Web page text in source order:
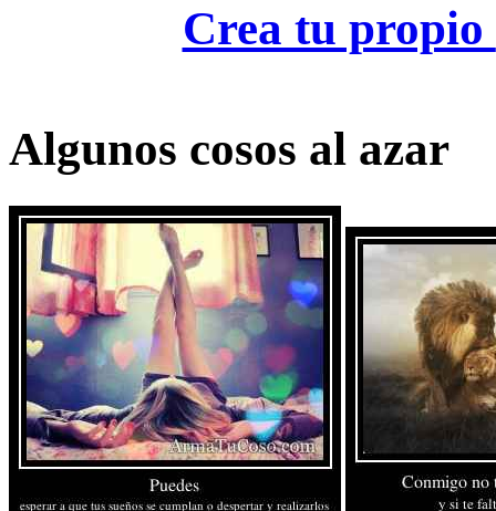
Crea tu propio
Algunos cosos al azar